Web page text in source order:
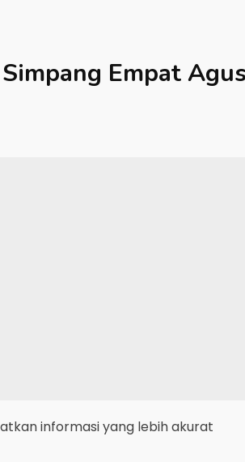
Simpang Empat
informasi yang lebih akurat